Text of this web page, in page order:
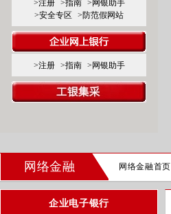
>注册 >指南
>网银助手
>安全专区
>防范假网站
>注册 >指南 >网银助手
网络金融 网络金融首页
企业电子银行